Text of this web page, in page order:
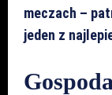
meczach –
jeden z